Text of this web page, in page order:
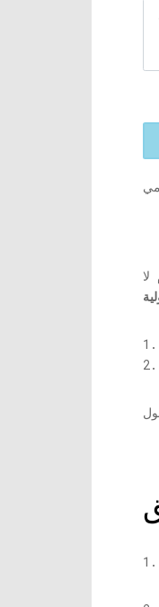
1.
1.